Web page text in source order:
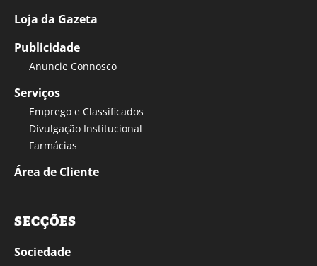
Loja da Gazeta
Publicidade
Anuncie Connosco
Serviços
Emprego e Classificados
Divulgação Institucional
Farmácias
Área de Cliente
SECÇÕES
Sociedade